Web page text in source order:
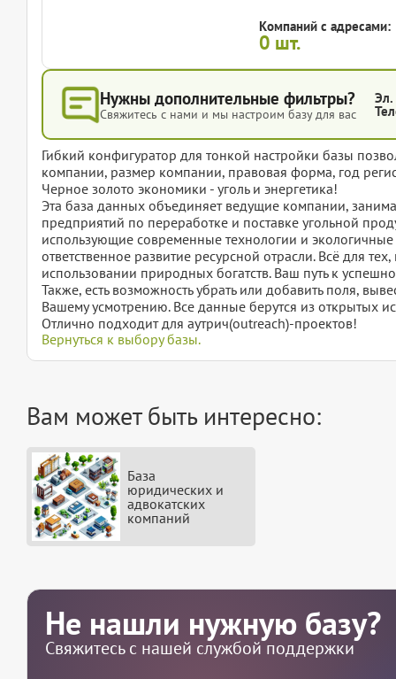
Компаний с адресами:
0 шт.
Нужны дополнительные фильтры?
Свяжитесь с нами и мы настроим базу для вас
Эл.
Гибкий конфигуратор для тонкой настройки базы
компании, размер компании, правовая форма, год
Черное золото экономики - уголь и энергетика!
Эта база данных объединяет ведущие компании,
предприятий по переработке и поставке угольной
использующие современные технологии и
ответственное развитие ресурсной отрасли. Всё для
использовании природных богатств. Ваш путь к
Также, есть возможность убрать или добавить поля,
Вашему усмотрению. Все данные берутся из открытых
Отлично подходит для аутрич(outreach)-проектов!
Вернуться к выбору базы.
Вам может быть интересно:
База
юридических и
адвокатских
компаний
Не нашли нужную базу?
Свяжитесь с нашей службой поддержки